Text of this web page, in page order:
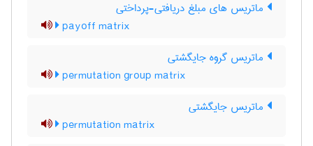
ماتریس های مبلغ دریافتی-پرداختی
payoff matrix
ماتریس گروه جایگشتی
permutation group matrix
ماتریس جایگشتی
permutation matrix